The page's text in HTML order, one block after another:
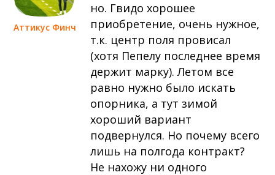
Аттикус Финч
но. Гвидо хорошее
приобретение, очень нужное,
т.к. центр поля провисал
(хотя Пепелу последнее время
держит марку). Летом все
равно нужно было искать
опорника, а тут зимой
хороший вариант
подвернулся. Но почему всего
лишь на полгода контракт?
Не нахожу ни одного